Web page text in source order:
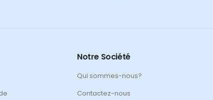
Notre Société
Qui sommes-nous?
Contactez-nous